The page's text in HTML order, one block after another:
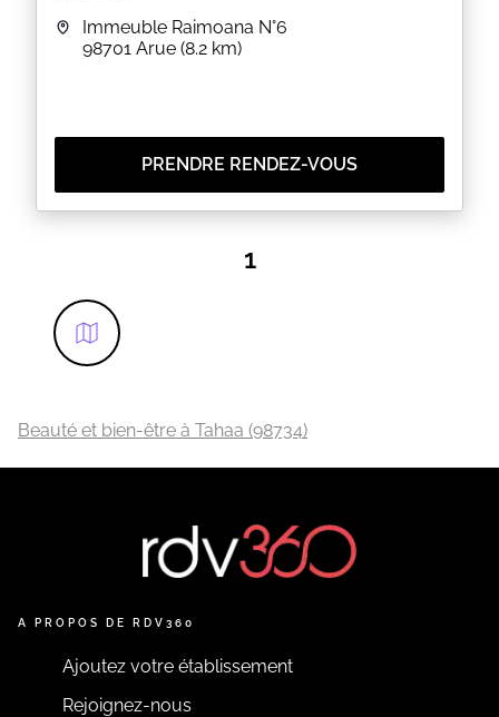
Immeuble Raimoana N°6
98701 Arue (8.2 km)
PRENDRE RENDEZ-VOUS
1
Beauté et bien-être à Tahaa (98734)
A PROPOS DE RDV360
Ajoutez votre établissement
Rejoignez-nous